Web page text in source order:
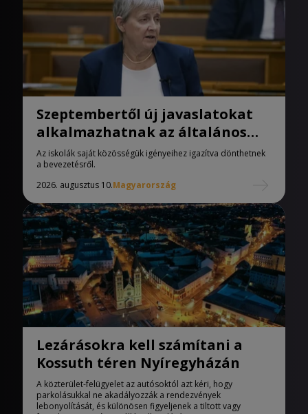
Szeptembertől új javaslatokat
alkalmazhatnak az általános
iskolák
Az iskolák saját közösségük igényeihez igazítva dönthetnek
a bevezetésről.
2026. augusztus 10.Magyarország
Lezárásokra kell számítani a
Kossuth téren Nyíregyházán
A közterület-felügyelet az autósoktól azt kéri, hogy
parkolásukkal ne akadályozzák a rendezvények
lebonyolítását, és különösen figyeljenek a tiltott vagy